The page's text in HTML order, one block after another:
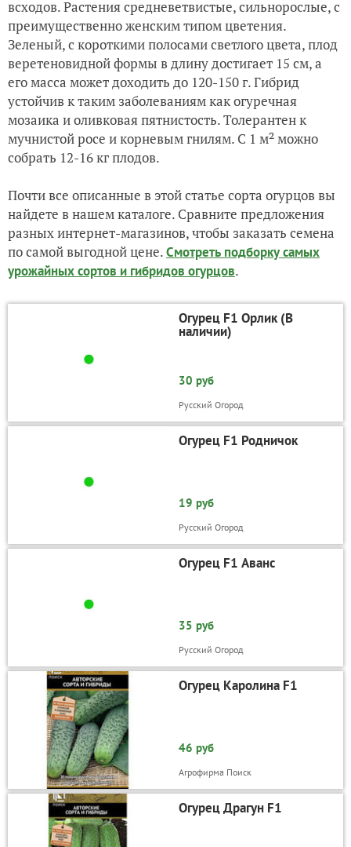
всходов. Растения средневетвистые, сильнорослые, с
преимущественно женским типом цветения.
Зеленый, с короткими полосами светлого цвета, плод
веретеновидной формы в длину достигает 15 см, а
его масса может доходить до 120-150 г. Гибрид
устойчив к таким заболеваниям как огуречная
мозаика и оливковая пятнистость. Толерантен к
мучнистой росе и корневым гнилям. С 1 м² можно
собрать 12-16 кг плодов.
Почти все описанные в этой статье сорта огурцов вы
найдете в нашем каталоге. Сравните предложения
разных интернет-магазинов, чтобы заказать семена
по самой выгодной цене.Смотреть подборку самых
урожайных сортов и гибридов огурцов.
Огурец F1 Орлик (В
наличии)
30 руб
Русский Огород
Огурец F1 Родничок
19 руб
Русский Огород
Огурец F1 Аванс
35 руб
Русский Огород
Огурец Каролина F1
46 руб
Агрофирма Поиск
Огурец Драгун F1